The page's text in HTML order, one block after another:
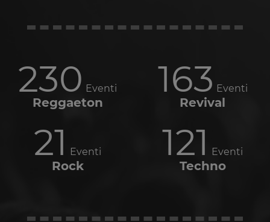
230 Eventi
Reggaeton
163 Eventi
Revival
21 Eventi
Rock
121 Eventi
Techno